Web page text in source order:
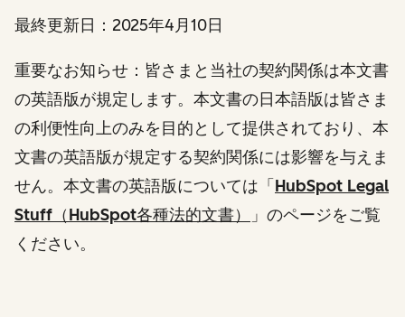
最終更新日： 2025年4月10日
重要なお知らせ：皆さまと当社の契約関係は本文書
の英語版が規定します。本文書の日本語版は皆さま
の利便性向上のみを目的として提供されており、本
文書の英語版が規定する契約関係には影響を与えま
せん。本文書の英語版については 「 HubSpot Legal
Stuff（HubSpot各種法的文書）
」 のページをご覧
ください。